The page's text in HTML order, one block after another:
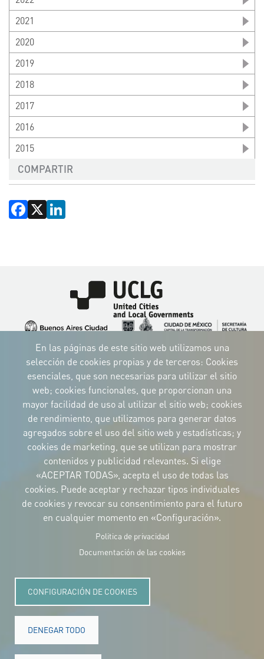
2021
2020
2019
2018
2017
2016
2015
COMPARTIR
Facebook
X
Imagen
Imagen
Imagen
ImagenImagen Imagen
Imagen
ImagenImagen
Imagen
IDENTIDAD CORPORATIVA
Descargue
los logotipos
y el manual
NEWSLETTER
Carrer Avinyó, 15
08002 Barcelona
culture@uclg.org
En las páginas de este sitio web utilizamos una
selección de cookies propias y de terceros: Cookies
esenciales, que son necesarias para utilizar el sitio
web; cookies funcionales, que proporcionan una
mayor facilidad de uso al utilizar el sitio web; cookies
de rendimiento, que utilizamos para generar datos
agregados sobre el uso del sitio web y estadísticas; y
cookies de marketing, que se utilizan para mostrar
contenidos y publicidad relevantes. Si elige
«ACEPTAR TODAS», acepta el uso de todas las
cookies. Puede aceptar y rechazar tipos individuales
de cookies y revocar su consentimiento para el futuro
en cualquier momento en «Configuración».
Politica de privacidad
Documentación de las cookies
CONFIGURACIÓN DE COOKIES
DENEGAR TODO